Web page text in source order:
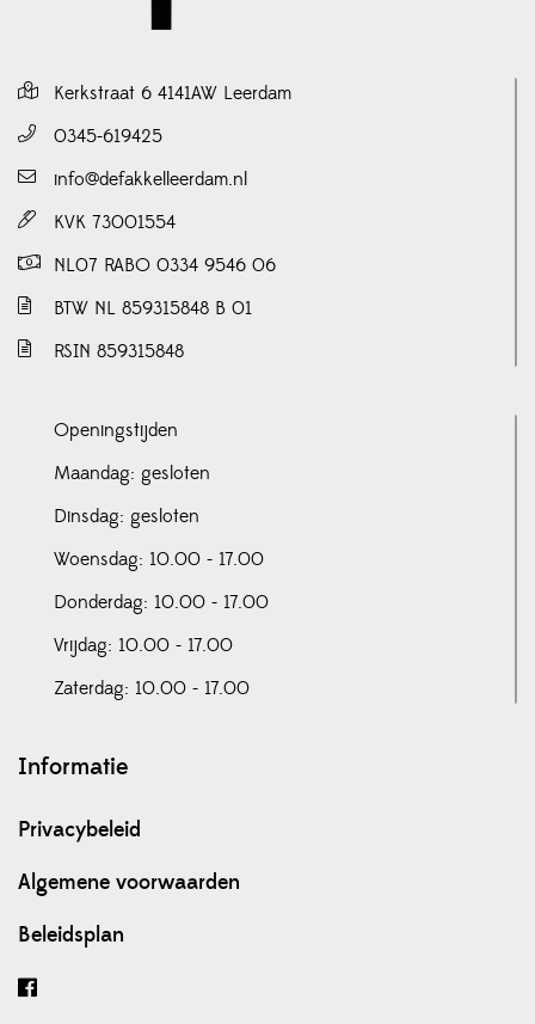
Kerkstraat 6 4141AW Leerdam
0345-619425
info@defakkelleerdam.nl
KVK 73001554
NL07 RABO 0334 9546 06
BTW NL 859315848 B 01
RSIN 859315848
Openingstijden
Maandag: gesloten
Dinsdag: gesloten
Woensdag: 10.00 - 17.00
Donderdag: 10.00 - 17.00
Vrijdag: 10.00 - 17.00
Zaterdag: 10.00 - 17.00
Informatie
Privacybeleid
Algemene voorwaarden
Beleidsplan